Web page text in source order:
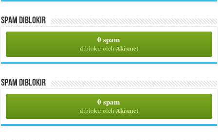
Spam Diblokir
0 spam
diblokir oleh Akismet
Spam Diblokir
0 spam
diblokir oleh Akismet